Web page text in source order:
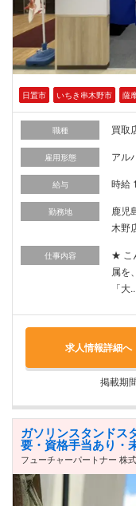
日置市 いちき串木野市 薩
職種 買取
雇用形態 アル
給与 時給
勤務地
鹿児
木野
仕事内容
★ こ
属を
「大...
求人情報詳細へ
掲載期
ガソリンスタンドス
要・資格手当あり・
フューチャーパートナー 株